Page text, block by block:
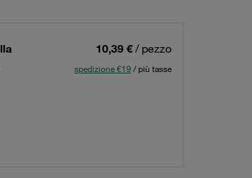
10,39 € / pezzo
spedizione €19 / più tasse